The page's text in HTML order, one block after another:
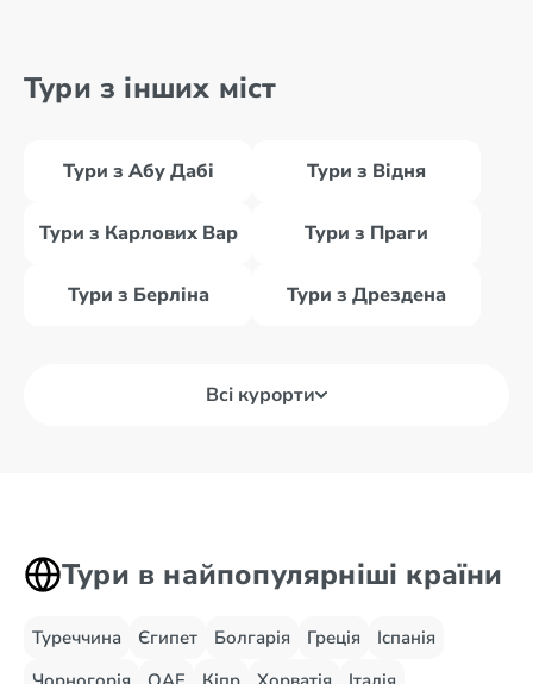
Тури з інших міст
Тури з Абу Дабі Тури з Відня
Тури з Карлових Вар Тури з Праги
Тури з Берліна Тури з Дрездена
Всі курорти
Тури в найпопулярніші країни
Туреччина Єгипет Болгарія Греція
Іспанія